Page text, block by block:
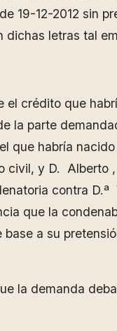
19-12-2012 sin
dichas letras tal
el crédito que
la parte
que habría
civil, y D. Alberto
contra
que la
a su
la demanda